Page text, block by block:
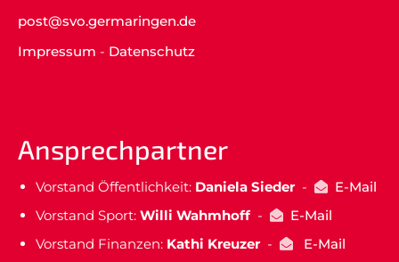
post@svo.germaringen.de
Impressum - Datenschutz
Ansprechpartner
Vorstand Öffentlichkeit: Daniela Sieder-
E-Mail
Vorstand Sport: Willi Wahmhoff-
E-Mail
Vorstand Finanzen: Kathi Kreuzer- E-Mail